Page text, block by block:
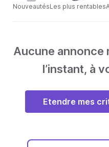
NouveautésLes plus rentables
Aucune annonce
l’instant, à
Etendre mes